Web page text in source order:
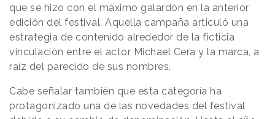
que se hizo con el máximo galardón en la anterior
edición del festival. Aquella campaña articuló una
estrategia de contenido alrededor de la ficticia
vinculación entre el actor Michael Cera y la marca, a
raíz del parecido de sus nombres.
Cabe señalar también que esta categoría ha
protagonizado una de las novedades del festival